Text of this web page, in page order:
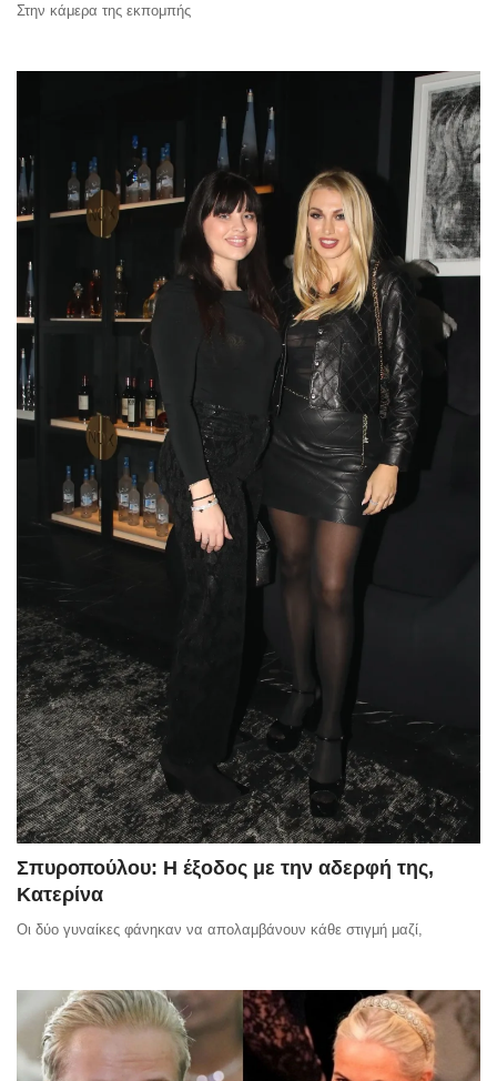
Στην κάμερα της εκπομπής
Σπυροπούλου: Η έξοδος με την αδερφή της,
Κατερίνα
Οι δύο γυναίκες φάνηκαν να απολαμβάνουν κάθε στιγμή μαζί,